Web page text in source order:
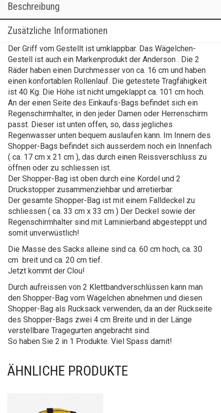
Beschreibung
Zusätzliche Informationen
Der Griff vom Gestellt ist umklappbar. Das Wägelchen-
Gestell ist auch ein Markenprodukt der Anderson . Die 2
Räder haben einen Durchmesser von ca. 16 cm und haben
einen konfortablen Rollenlauf. Die getestete Tragfähigkeit
ist 40 Kg. Die Höhe ist nicht umgeklappt ca. 101 cm hoch.
An der einen Seite des Einkaufs-Bags befindet sich ein
Regenschirmhalter, in den jeder Damen oder Herrenschirm
passt. Dieser ist unten offen, so, dass jegliches
Regenwasser unten bequem auslaufen kann. Im Innern des
Shopper-Bags befindet sich ausserdem noch ein Innenfach
( ca. 17 cm x 21 cm ), das durch einen Reissverschluss zu
öffnen oder zu schliessen ist.
Der Shopper-Bag ist oben durch eine Kordel und 2
Druckstopper zusammenziehbar und arretierbar.
Der gesamte Shopper-Bag ist mit einem Falldeckel zu
schliessen ( ca. 33 cm x 33 cm ) Der Deckel sowie der
Regenschirmhalter sind mit Laminierband abgesteppt und
somit unverwüstlich!
Die Masse des Sacks alleine sind ca. 60 cm hoch, ca. 30
cm breit und ca. 20 cm tief.
Jetzt kommt der Clou!
Durch aufreissen von 2 Klettbandverschlüssen kann man
den Shopper-Bag vom Wägelchen abnehmen und diesen
Shopper-Bag als Rucksack verwenden, da an der Rückseite
des Shopper-Bags zwei 4 cm Breite und in der Länge
verstellbare Tragegurten angebracht sind.
So haben Sie 2 in 1 Produkte. Viel Spass damit!
ÄHNLICHE PRODUKTE